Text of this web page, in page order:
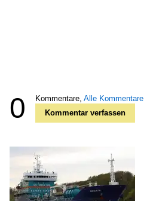
0 Kommentare, Alle Kommentare
Kommentar verfassen